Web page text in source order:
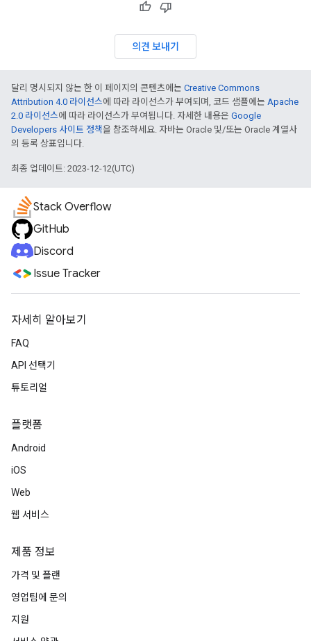
의견 보내기
달리 명시되지 않는 한 이 페이지의 콘텐츠에는 Creative Commons
Attribution 4.0 라이선스에 따라 라이선스가 부여되며, 코드 샘플에는 Apache
2.0 라이선스에 따라 라이선스가 부여됩니다. 자세한 내용은 Google
Developers 사이트 정책을 참조하세요. 자바는 Oracle 및/또는 Oracle 계열사
의 등록 상표입니다.
최종 업데이트: 2023-12-12(UTC)
Stack Overflow
GitHub
Discord
Issue Tracker
자세히 알아보기
FAQ
API 선택기
튜토리얼
플랫폼
Android
iOS
Web
웹 서비스
제품 정보
가격 및 플랜
영업팀에 문의
지원